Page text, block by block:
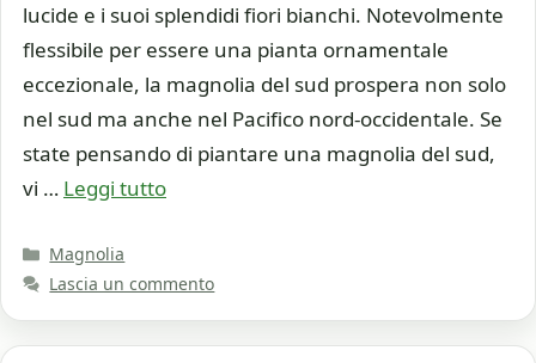
lucide e i suoi splendidi fiori bianchi. Notevolmente
flessibile per essere una pianta ornamentale
eccezionale, la magnolia del sud prospera non solo
nel sud ma anche nel Pacifico nord-occidentale. Se
state pensando di piantare una magnolia del sud,
vi … Leggi tutto
Categorie
Magnolia
Lascia un commento